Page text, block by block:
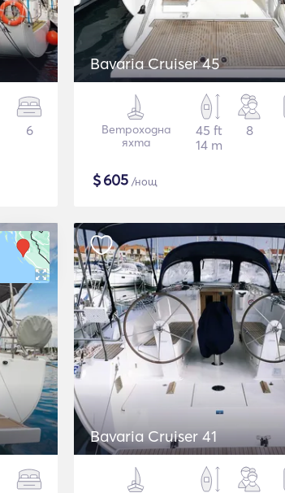
6
Bavaria Cruiser 45
Ветроходна
яхта
45 ft
14 m
8
$605 /нощ
Bavaria Cruiser 41